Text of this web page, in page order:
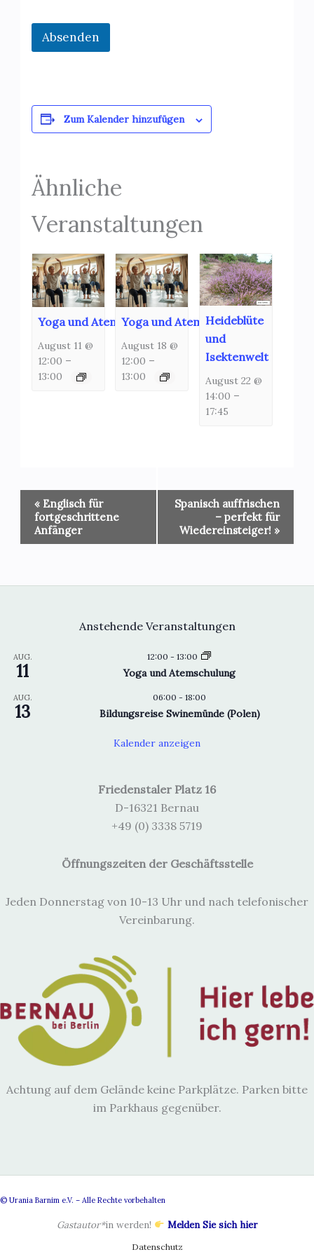
Absenden
Zum Kalender hinzufügen
Ähnliche
Veranstaltungen
Yoga und Atemschulung
August 11 @
12:00 –
13:00
Yoga und Atemschulung
August 18 @
12:00 –
13:00
Heideblüte
und
Isektenwelt
August 22 @
14:00 –
17:45
Veranstaltung-
Navigation
«Englisch für
fortgeschrittene
Anfänger
Spanisch auffrischen
– perfekt für
Wiedereinsteiger! »
Anstehende Veranstaltungen
AUG.
11
12:00 - 13:00
Yoga und Atemschulung
AUG.
13
06:00 - 18:00
Bildungsreise Swinemünde (Polen)
Kalender anzeigen
Friedenstaler Platz 16
D-16321 Bernau
+49 (0) 3338 5719
Öffnungszeiten der Geschäftsstelle
Jeden Donnerstag von 10-13 Uhr und nach telefonischer
Vereinbarung.
Achtung auf dem Gelände keine Parkplätze. Parken bitte
im Parkhaus gegenüber.
© Urania Barnim e.V. – Alle Rechte vorbehalten
Gastautor*in werden! Melden Sie sich hier
Datenschutz